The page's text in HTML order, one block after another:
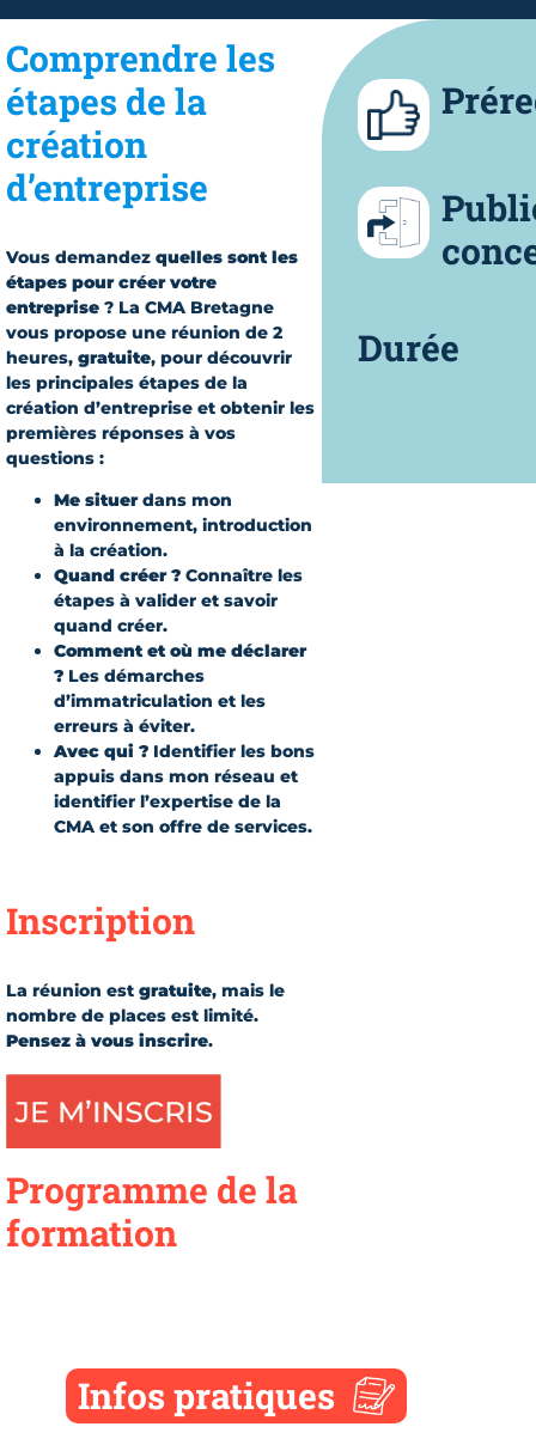
Comprendre les
étapes de la
création
d’entreprise
Vous demandez quelles sont les
étapes pour créer votre
entreprise ? La CMA Bretagne
vous propose une réunion de 2
heures, gratuite, pour découvrir
les principales étapes de la
création d’entreprise et obtenir les
premières réponses à vos
questions :
Me situerdans mon
environnement, introduction
à la création.
Quand créer ? Connaître les
étapes à valider et savoir
quand créer.
Comment et où me déclarer
? Les démarches
d’immatriculation et les
erreurs à éviter.
Avec qui ? Identifier les bons
appuis dans mon réseau et
identifier l’expertise de la
CMA et son offre de services.
Inscription
La réunion est gratuite, mais le
nombre de places est limité.
Pensez à vous inscrire.
Programme de la
formation
Durée
Infos pratiques